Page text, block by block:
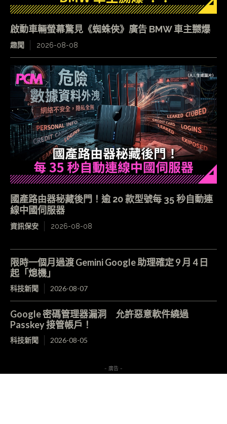
啟動車輛螢幕驚見《蜘蛛俠》廣告 BMW 車主嬲爆
趣聞 2026-08-08
國產路由器秘藏後門！逾 20 款型號每 35 秒自動連
線中國伺服器
資訊保安 2026-08-08
限時一個月過渡 Gemini Google 助理確定 9 月 4 日
起「熄機」
科技新聞 2026-08-07
Google 密碼管理器漏洞 允許惡意軟件繞過
Passkey 接管帳戶！
科技新聞 2026-08-05
- 廣告 -